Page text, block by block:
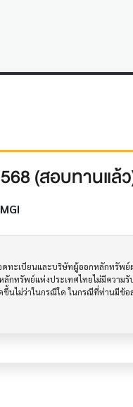
(สอบทานแล้
MGI
ทะเบียนและบริษัทผู้ออกหลักทรัพ
กทรัพย์แห่งประเทศไทยไม่มีควา
ขึ้นไม่ว่าในกรณีใด ในกรณีที่ท่านมี